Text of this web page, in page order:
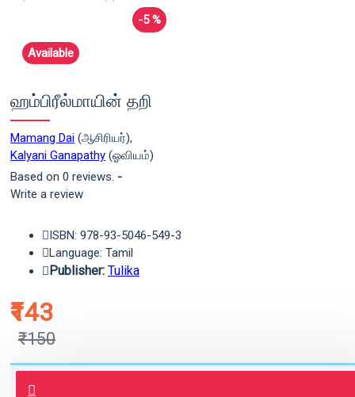
-5 %
Available
ஹம்பிரீல்மாயின் தறி
Mamang Dai (ஆசிரியர்),
Kalyani Ganapathy (ஓவியம்)
Based on 0 reviews. -
Write a review
₹143
₹150
ISBN: 978-93-5046-549-3
Language: Tamil
Publisher: Tulika
புத்தகம் 3 - 7 நாட்களில் அனுப்பி
வைக்கப்படும்.